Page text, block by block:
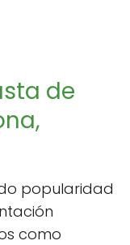
de
popularidad
como